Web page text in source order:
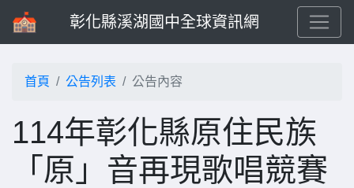
彰化縣溪湖國中全球資訊網
首頁 公告列表 公告內容
114年彰化縣原住民族
「原」音再現歌唱競賽